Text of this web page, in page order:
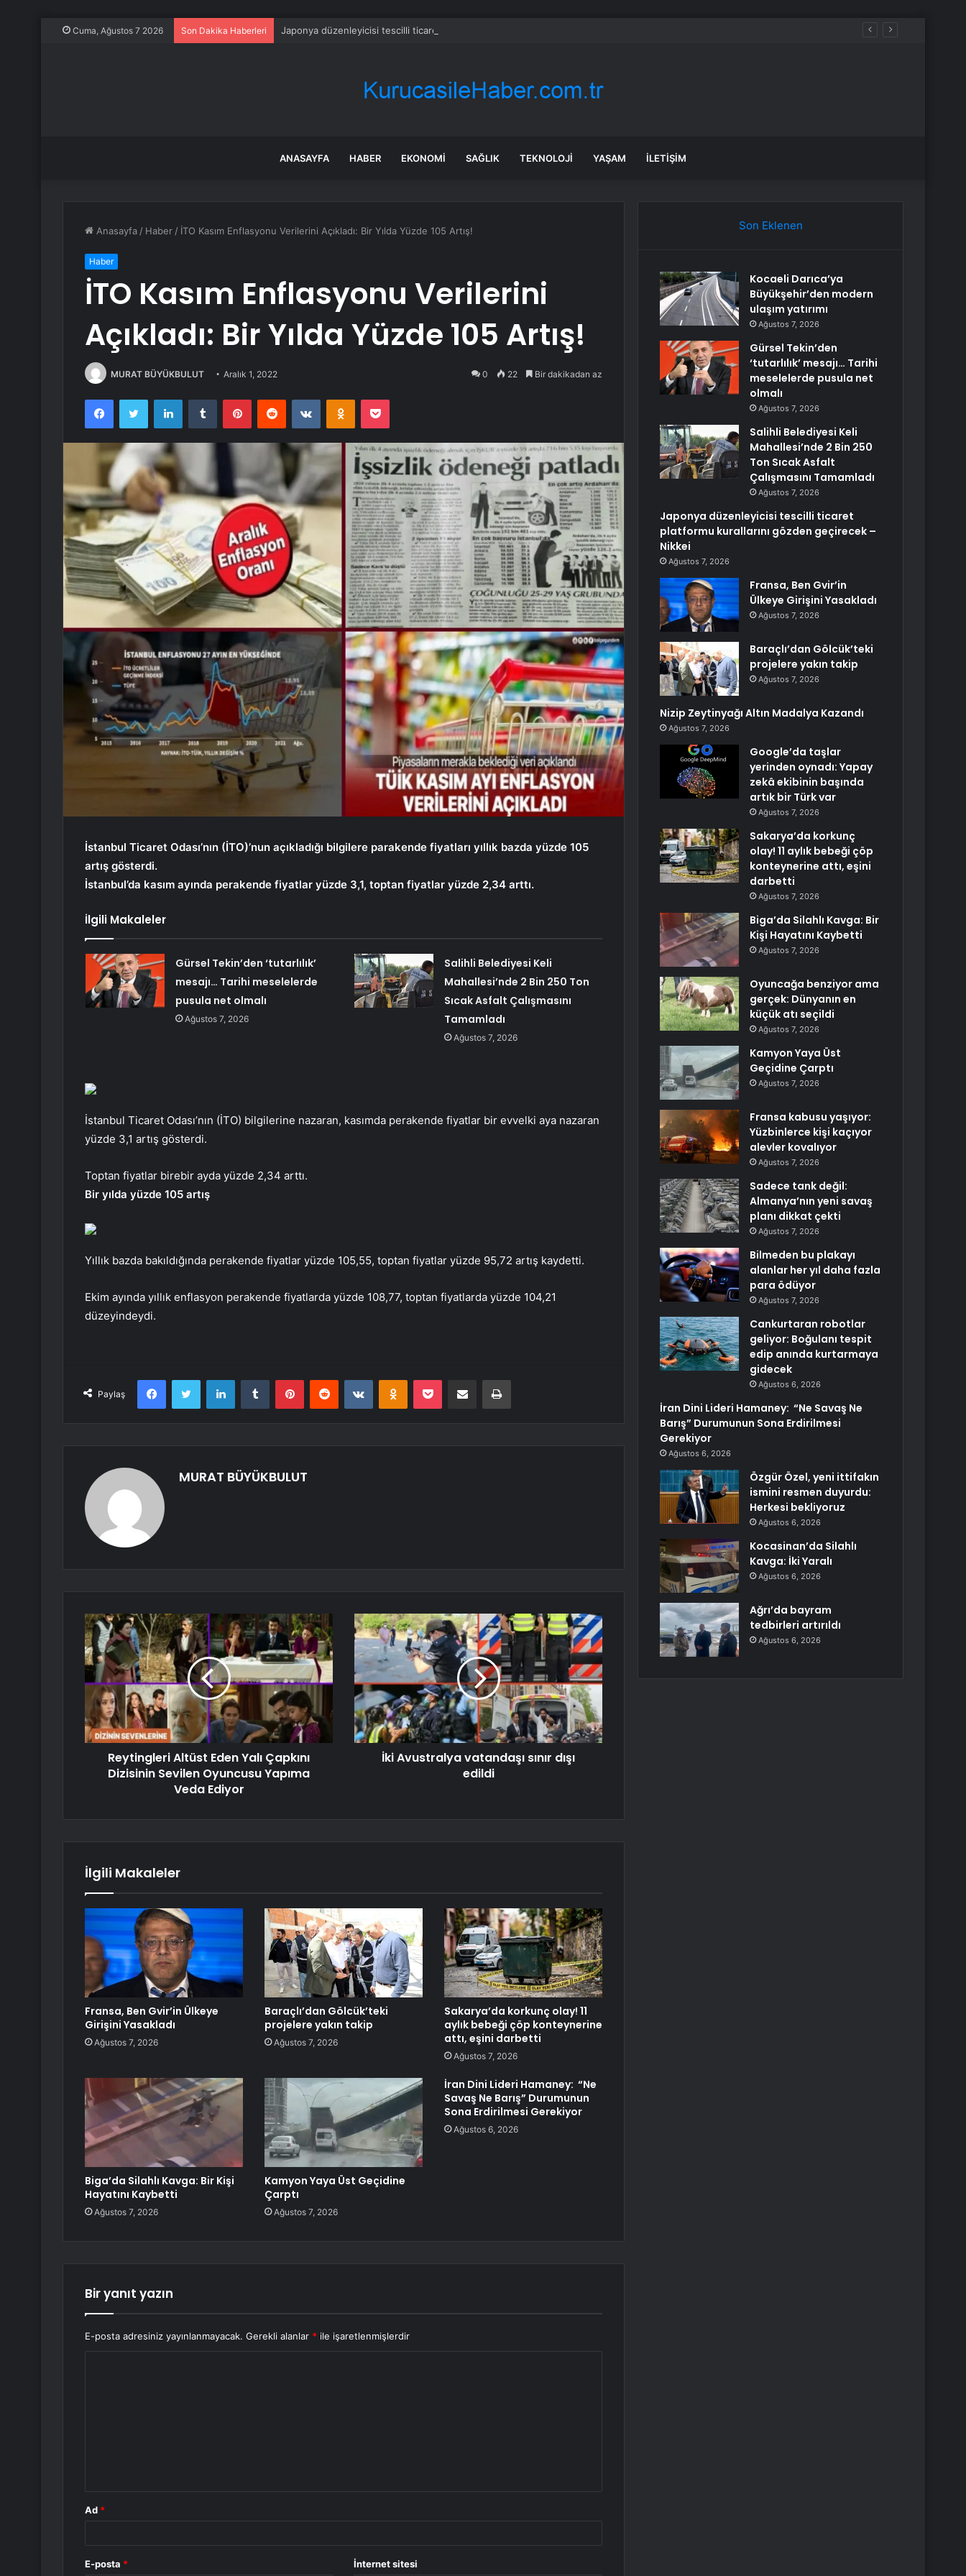
Cuma, Ağustos 7 2026 Son Dakika Haberleri Japonya düzenleyicisi tescilli ticaret platformu kurallarını gözden geçirecek – Nikkei
ANASAYFA HABER EKONOMI SAĞLIK TEKNOLOJI YAŞAM İLETIŞIM
Anasayfa / Haber / İTO Kasım Enflasyonu Verilerini Açıkladı: Bir Yılda Yüzde 105 Artış!
Haber
İTO Kasım Enflasyonu Verilerini
Açıkladı: Bir Yılda Yüzde 105 Artış!
MURAT BÜYÜKBULUT Aralık 1, 2022 0 22 Bir dakikadan az
FacebookTwitter LinkedInTumblr PinterestReddit VKontakteOdnoklassniki
Pocket
İstanbul Ticaret Odası’nın (İTO)’nun açıkladığı bilgilere parakende fiyatları yıllık bazda yüzde 105
artış gösterdi.
İstanbul’da kasım ayında perakende fiyatlar yüzde 3,1, toptan fiyatlar yüzde 2,34 arttı.
İlgili Makaleler
Gürsel Tekin’den ‘tutarlılık’
mesajı… Tarihi meselelerde
pusula net olmalı
Ağustos 7, 2026
Salihli Belediyesi Keli
Mahallesi’nde 2 Bin 250 Ton
Sıcak Asfalt Çalışmasını
Tamamladı
Ağustos 7, 2026
İstanbul Ticaret Odası’nın (İTO) bilgilerine nazaran, kasımda perakende fiyatlar bir evvelki aya nazaran
yüzde 3,1 artış gösterdi.
Toptan fiyatlar birebir ayda yüzde 2,34 arttı.
Bir yılda yüzde 105 artış
Yıllık bazda bakıldığında perakende fiyatlar yüzde 105,55, toptan fiyatlar yüzde 95,72 artış kaydetti.
Ekim ayında yıllık enflasyon perakende fiyatlarda yüzde 108,77, toptan fiyatlarda yüzde 104,21
düzeyindeydi.
Paylaş
FacebookTwitter LinkedInTumblr PinterestReddit VKontakteOdnoklassniki
Pocket E-Posta ile paylaş Yazdır
MURAT BÜYÜKBULUT
Reytingleri Altüst Eden Yalı Çapkını
Dizisinin Sevilen Oyuncusu Yapıma
Veda Ediyor
İki Avustralya vatandaşı sınır dışı
edildi
İlgili Makaleler
Fransa, Ben Gvir’in Ülkeye
Girişini Yasakladı
Ağustos 7, 2026
Baraçlı’dan Gölcük’teki
projelere yakın takip
Ağustos 7, 2026
Sakarya’da korkunç olay! 11
aylık bebeği çöp konteynerine
attı, eşini darbetti
Ağustos 7, 2026
Biga’da Silahlı Kavga: Bir Kişi
Hayatını Kaybetti
Ağustos 7, 2026
Kamyon Yaya Üst Geçidine
Çarptı
Ağustos 7, 2026
İran Dini Lideri Hamaney: “Ne
Savaş Ne Barış” Durumunun
Sona Erdirilmesi Gerekiyor
Ağustos 6, 2026
Bir yanıt yazın
E-posta adresiniz yayınlanmayacak. Gerekli alanlar * ile işaretlenmişlerdir
Ad *
E-posta * İnternet sitesi
Son Eklenen
Kocaeli Darıca’ya
Büyükşehir’den modern
ulaşım yatırımı
Ağustos 7, 2026
Gürsel Tekin’den
‘tutarlılık’ mesajı… Tarihi
meselelerde pusula net
olmalı
Ağustos 7, 2026
Salihli Belediyesi Keli
Mahallesi’nde 2 Bin 250
Ton Sıcak Asfalt
Çalışmasını Tamamladı
Ağustos 7, 2026
Japonya düzenleyicisi tescilli ticaret
platformu kurallarını gözden geçirecek –
Nikkei
Ağustos 7, 2026
Fransa, Ben Gvir’in
Ülkeye Girişini Yasakladı
Ağustos 7, 2026
Baraçlı’dan Gölcük’teki
projelere yakın takip
Ağustos 7, 2026
Nizip Zeytinyağı Altın Madalya Kazandı
Ağustos 7, 2026
Google’da taşlar
yerinden oynadı: Yapay
zekâ ekibinin başında
artık bir Türk var
Ağustos 7, 2026
Sakarya’da korkunç
olay! 11 aylık bebeği çöp
konteynerine attı, eşini
darbetti
Ağustos 7, 2026
Biga’da Silahlı Kavga: Bir
Kişi Hayatını Kaybetti
Ağustos 7, 2026
Oyuncağa benziyor ama
gerçek: Dünyanın en
küçük atı seçildi
Ağustos 7, 2026
Kamyon Yaya Üst
Geçidine Çarptı
Ağustos 7, 2026
Fransa kabusu yaşıyor:
Yüzbinlerce kişi kaçıyor
alevler kovalıyor
Ağustos 7, 2026
Sadece tank değil:
Almanya’nın yeni savaş
planı dikkat çekti
Ağustos 7, 2026
Bilmeden bu plakayı
alanlar her yıl daha fazla
para ödüyor
Ağustos 7, 2026
Cankurtaran robotlar
geliyor: Boğulanı tespit
edip anında kurtarmaya
gidecek
Ağustos 6, 2026
İran Dini Lideri Hamaney: “Ne Savaş Ne
Barış” Durumunun Sona Erdirilmesi
Gerekiyor
Ağustos 6, 2026
Özgür Özel, yeni ittifakın
ismini resmen duyurdu:
Herkesi bekliyoruz
Ağustos 6, 2026
Kocasinan’da Silahlı
Kavga: İki Yaralı
Ağustos 6, 2026
Ağrı’da bayram
tedbirleri artırıldı
Ağustos 6, 2026